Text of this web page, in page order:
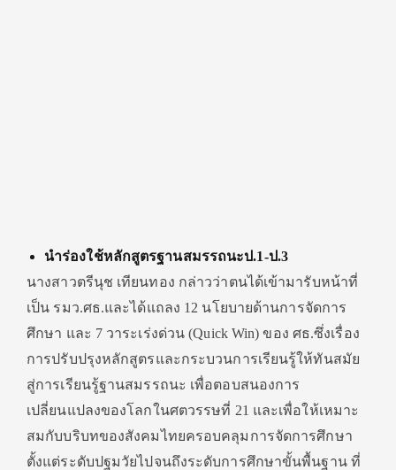
นำร่องใช้หลักสูตรฐานสมรรถนะป.1-ป.3
นางสาวตรีนุช เทียนทอง กล่าวว่าตนได้เข้ามารับหน้าที่
เป็น รมว.ศธ.และได้แถลง 12 นโยบายด้านการจัดการ
ศึกษา และ 7 วาระเร่งด่วน (Quick Win) ของ ศธ.ซึ่งเรื่อง
การปรับปรุงหลักสูตรและกระบวนการเรียนรู้ให้ทันสมัย
สู่การเรียนรู้ฐานสมรรถนะ เพื่อตอบสนองการ
เปลี่ยนแปลงของโลกในศตวรรษที่ 21 และเพื่อให้เหมาะ
สมกับบริบทของสังคมไทยครอบคลุมการจัดการศึกษา
ตั้งแต่ระดับปฐมวัยไปจนถึงระดับการศึกษาขั้นพื้นฐาน ที่